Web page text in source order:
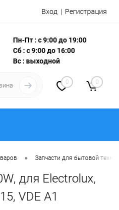
Вход Регистрация
Пн-Пт : с 9:00 до 19:00
Сб : с 9:00 до 16:00
Вс : выходной
0 0
• Запчасти для бытовой
для Electrolux,
VDE A1